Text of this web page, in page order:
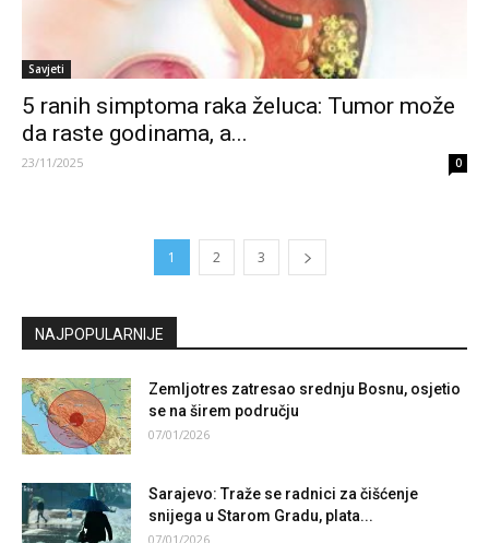
Savjeti
5 ranih simptoma raka želuca: Tumor može
da raste godinama, a...
23/11/2025 0
1 2 3
NAJPOPULARNIJE
Zemljotres zatresao srednju Bosnu, osjetio
se na širem području
07/01/2026
Sarajevo: Traže se radnici za čišćenje
snijega u Starom Gradu, plata...
07/01/2026